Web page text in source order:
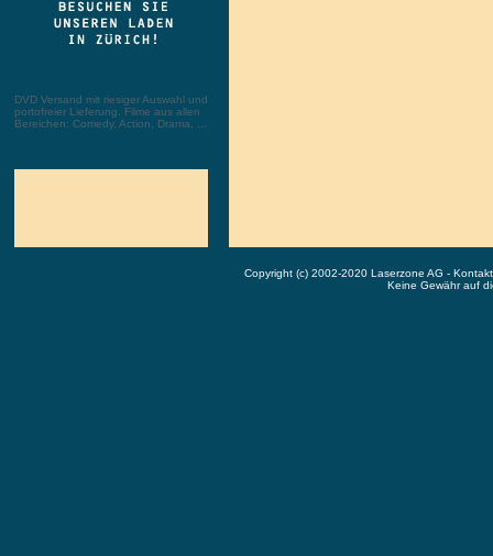
DVD Versand mit riesiger Auswahl und
portofreier Lieferung. Filme aus allen
Bereichen: Comedy, Action, Drama, ...
Copyright (c) 2002-2020 Laserzone AG -
Keine Gewähr auf